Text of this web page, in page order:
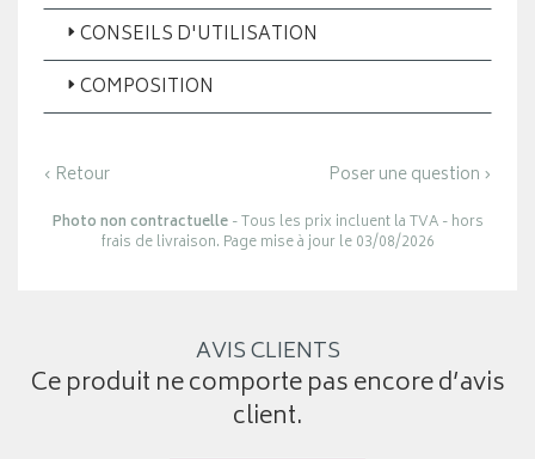
CONSEILS D'UTILISATION
COMPOSITION
‹ Retour Poser une question ›
Photo non contractuelle- Tous les prix incluent la TVA - hors
frais de livraison. Page mise à jour le 03/08/2026
AVIS CLIENTS
Ce produit ne comporte pas encore d’avis
client.